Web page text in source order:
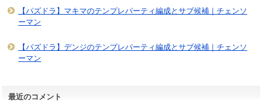
【パズドラ】マキマのテンプレパーティ編成とサブ候補｜チェンソ
ーマン
【パズドラ】デンジのテンプレパーティ編成とサブ候補｜チェンソ
ーマン
最近のコメント